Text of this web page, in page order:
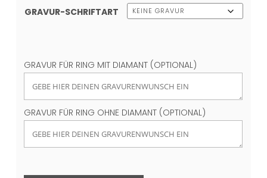
GRAVUR-SCHRIFTART
GRAVUR FÜR RING MIT DIAMANT (OPTIONAL)
GRAVUR FÜR RING OHNE DIAMANT (OPTIONAL)